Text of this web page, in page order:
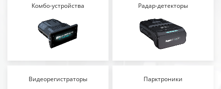
Комбо-устройства Радар-детекторы
Видеорегистраторы Парктроники